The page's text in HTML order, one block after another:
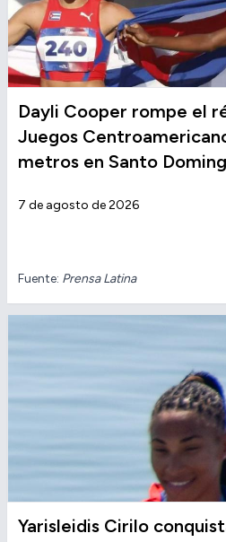
Dayli Cooper rompe el
Juegos
metros en Santo
7 de agosto de 2026
Fuente: Prensa Latina
Yarisleidis Cirilo